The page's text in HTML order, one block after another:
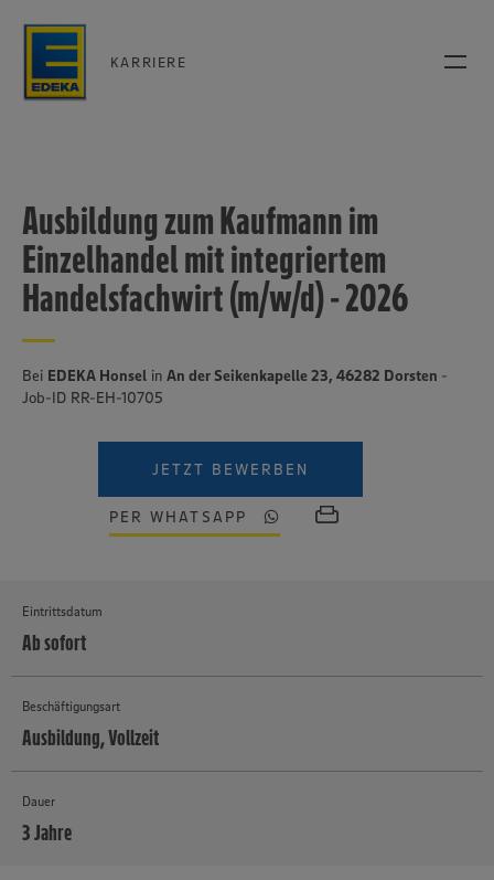
KARRIERE
Ausbildung zum Kaufmann im
Einzelhandel mit integriertem
Handelsfachwirt (m/w/d) - 2026
Bei EDEKA Honsel in An der Seikenkapelle 23, 46282 Dorsten -
Job-ID RR-EH-10705
JETZT BEWERBEN
PER WHATSAPP
Eintrittsdatum
Ab sofort
Beschäftigungsart
Ausbildung, Vollzeit
Dauer
3 Jahre